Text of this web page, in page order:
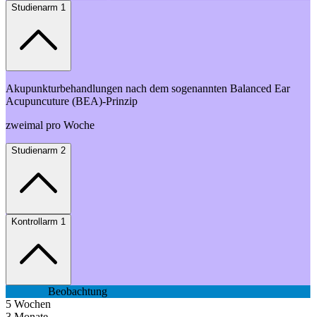
Studienarm 1
Akupunkturbehandlungen nach dem sogenannten Balanced Ear
Acupuncuture (BEA)-Prinzip
zweimal pro Woche
Studienarm 2
Kontrollarm 1
Beobachtung
5 Wochen